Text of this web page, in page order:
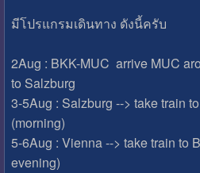
มีโปรแกรมเดินทาง ดังนี้ครับ
2Aug : BKK-MUC arrive MUC
to Salzburg
3-5Aug : Salzburg --> take train
(morning)
5-6Aug : Vienna --> take train to
evening)